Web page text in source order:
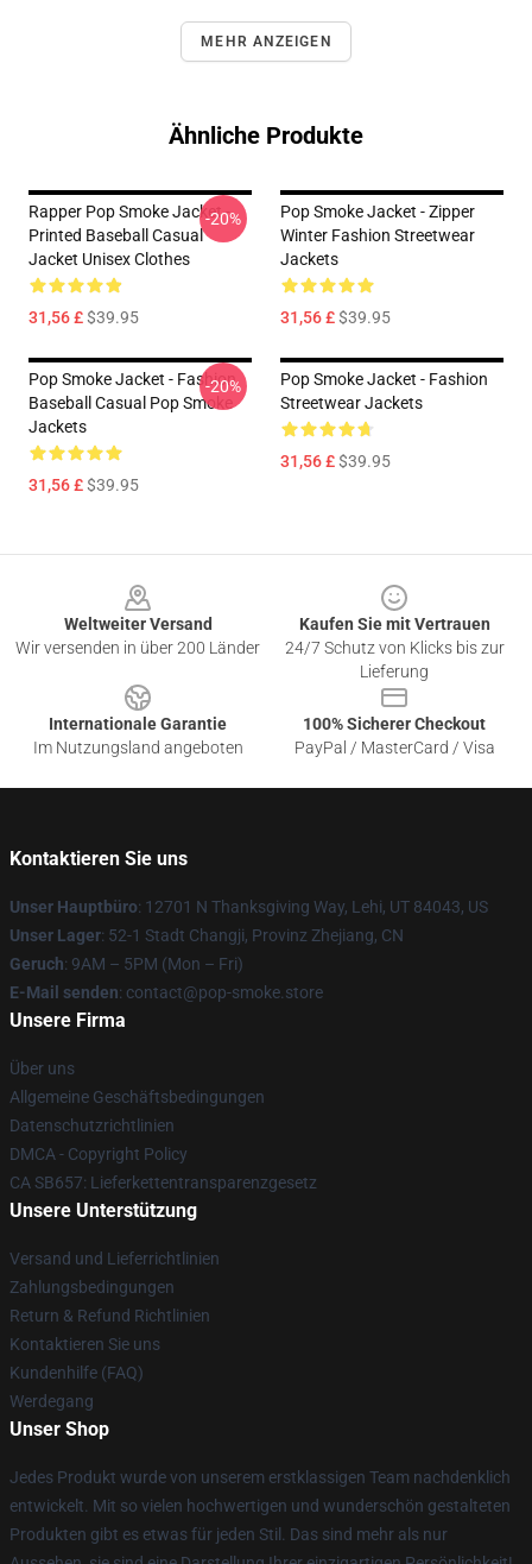
MEHR ANZEIGEN
Ähnliche Produkte
Rapper Pop Smoke Jacket -
Printed Baseball Casual
Jacket Unisex Clothes
31,56 £$39.95
-20%
Pop Smoke Jacket - Zipper
Winter Fashion Streetwear
Jackets
31,56 £$39.95
Pop Smoke Jacket - Fashion
Baseball Casual Pop Smoke
Jackets
31,56 £$39.95
-20%
Pop Smoke Jacket - Fashion
Streetwear Jackets
31,56 £$39.95
Weltweiter Versand
Wir versenden in über 200 Länder
Kaufen Sie mit Vertrauen
24/7 Schutz von Klicks bis zur
Lieferung
Internationale Garantie
Im Nutzungsland angeboten
100% Sicherer Checkout
PayPal / MasterCard / Visa
Kontaktieren Sie uns
Unser Hauptbüro: 12701 N Thanksgiving Way, Lehi, UT 84043, US
Unser Lager: 52-1 Stadt Changji, Provinz Zhejiang, CN
Geruch: 9AM – 5PM (Mon – Fri)
E-Mail senden: contact@pop-smoke.store
Unsere Firma
Über uns
Allgemeine Geschäftsbedingungen
Datenschutzrichtlinien
DMCA - Copyright Policy
CA SB657: Lieferkettentransparenzgesetz
Unsere Unterstützung
Versand und Lieferrichtlinien
Zahlungsbedingungen
Return & Refund Richtlinien
Kontaktieren Sie uns
Kundenhilfe (FAQ)
Werdegang
Unser Shop
Jedes Produkt wurde von unserem erstklassigen Team nachdenklich
entwickelt. Mit so vielen hochwertigen und wunderschön gestalteten
Produkten gibt es etwas für jeden Stil. Das sind mehr als nur